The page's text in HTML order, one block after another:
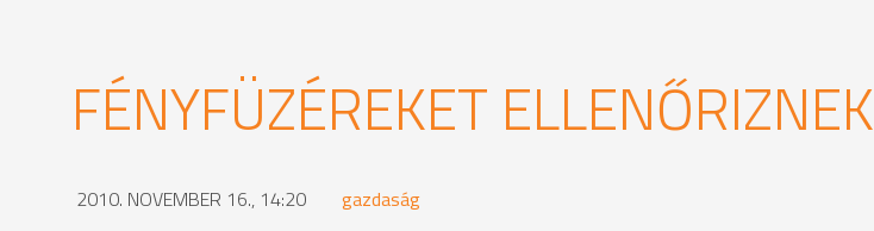
FÉNYFÜZÉREKET ELLENŐRIZNEK
2010. NOVEMBER 16., 14:20 gazdaság